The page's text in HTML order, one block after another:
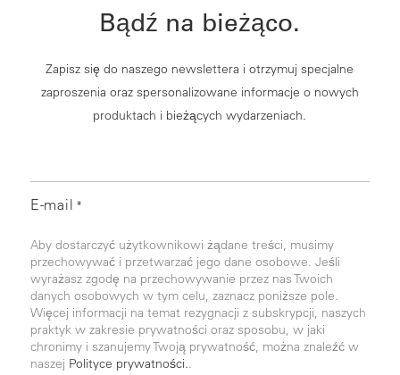
Bądź na bieżąco.
Zapisz się do naszego newslettera i otrzymuj specjalne
zaproszenia oraz spersonalizowane informacje o nowych
produktach i bieżących wydarzeniach.
E-mail *
Aby dostarczyć użytkownikowi żądane treści, musimy
przechowywać i przetwarzać jego dane osobowe. Jeśli
wyrażasz zgodę na przechowywanie przez nas Twoich
danych osobowych w tym celu, zaznacz poniższe pole.
Więcej informacji na temat rezygnacji z subskrypcji, naszych
praktyk w zakresie prywatności oraz sposobu, w jaki
chronimy i szanujemy Twoją prywatność, można znaleźć w
naszej Polityce prywatności..